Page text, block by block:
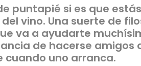
puntapié si es que
vino. Una suerte de
va a ayudarte
de hacerse amigos
cuando uno arranca.